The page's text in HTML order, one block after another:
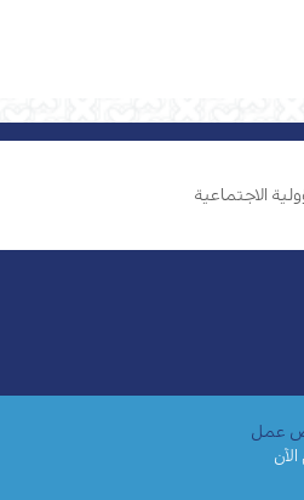
الاجتماعية
عمل